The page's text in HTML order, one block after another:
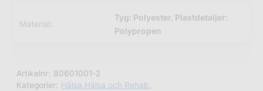
Material:
Tyg: Polyester, Plastdetaljer:
Polypropen
Artikelnr: 80601001-2
Kategorier: Hälsa,Hälsa och Rehab,